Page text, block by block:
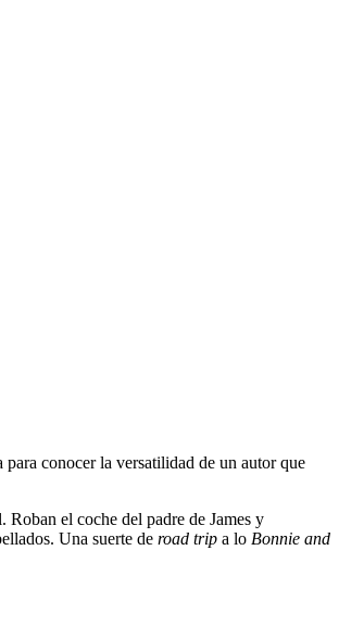
conocer la versatilidad de un autor que
Roban el coche del padre de James y
Una suerte de road trip a lo Bonnie and